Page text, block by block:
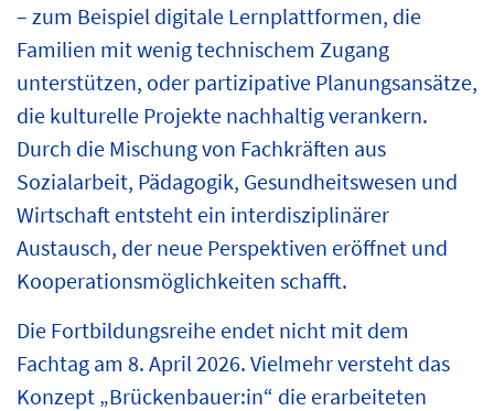
– zum Beispiel digitale Lernplattformen, die
Familien mit wenig technischem Zugang
unterstützen, oder partizipative Planungsansätze,
die kulturelle Projekte nachhaltig verankern.
Durch die Mischung von Fachkräften aus
Sozialarbeit, Pädagogik, Gesundheitswesen und
Wirtschaft entsteht ein interdisziplinärer
Austausch, der neue Perspektiven eröffnet und
Kooperationsmöglichkeiten schafft.
Die Fortbildungsreihe endet nicht mit dem
Fachtag am 8. April 2026. Vielmehr versteht das
Konzept „Brückenbauer:in“ die erarbeiteten